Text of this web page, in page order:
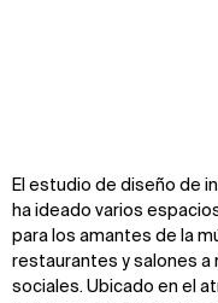
El estudio de diseño de
ha ideado varios
para los amantes de la
restaurantes y salones a
sociales. Ubicado en el